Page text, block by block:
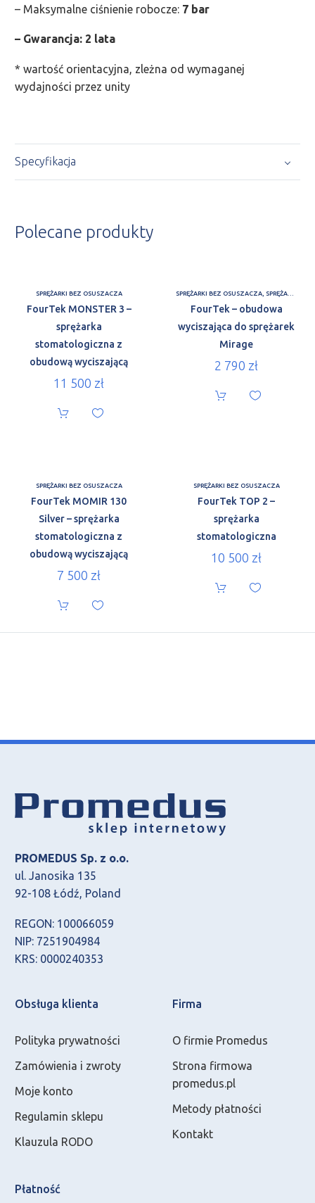
– Maksymalne ciśnienie robocze: 7 bar
– Gwarancja: 2 lata
* wartość orientacyjna, zleżna od wymaganej
wydajności przez unity
Specyfikacja
Polecane produkty
SPRĘŻARKI BEZ OSUSZACZA
FourTek MONSTER 3 –
sprężarka
stomatologiczna z
obudową wyciszającą
11 500 zł
SPRĘŻARKI BEZ OSUSZACZA SPRĘŻARKI Z OSUSZACZEM
FourTek – obudowa
wyciszająca do sprężarek
Mirage
2 790 zł
SPRĘŻARKI BEZ OSUSZACZA
FourTek MOMIR 130
Silver – sprężarka
stomatologiczna z
obudową wyciszającą
7 500 zł
SPRĘŻARKI BEZ OSUSZACZA
FourTek TOP 2 –
sprężarka
stomatologiczna
10 500 zł
PROMEDUS Sp. z o.o.
ul. Janosika 135
92-108 Łódź, Poland
REGON: 100066059
NIP: 7251904984
KRS: 0000240353
Obsługa klienta
Polityka prywatności
Zamówienia i zwroty
Moje konto
Regulamin sklepu
Klauzula RODO
Firma
O firmie Promedus
Strona firmowa
promedus.pl
Metody płatności
Kontakt
Płatność